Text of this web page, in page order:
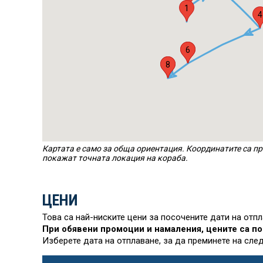
1
4
5
6
7
8
Картата е само за обща ориентация. Координатите са
покажат точната локация на кораба.
ЦЕНИ
Това са най-ниските цени за посочените дати на
При обявени промоции и намаления, цените са
Изберете дата на отплаване, за да преминете на